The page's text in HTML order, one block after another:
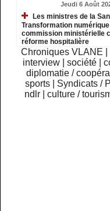
Jeudi 6 Août
Les ministres de la
Transformation
commission ministérielle
réforme hospitalière
Chroniques VLANE
interview
|société |
diplomatie /
sports
Syndicats /
ndlr
|culture /